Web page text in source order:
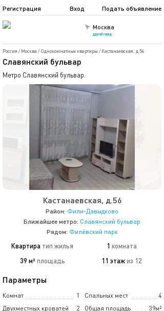
Москва
другой город
Подать объявление
Регистрация Вход
Россия / Москва / Однокомнатные квартиры / Кастанаевская, д.56
Славянский бульвар
Метро Славянский бульвар.
Кастанаевская, д.56
Район: Фили-Давыдково
Ближайшее метро: Славянский бульвар
Рядом: Филёвский парк
Квартира тип жилья 1 комната
39 м² площадь 11 этажиз 12
Параметры
Комнат 1 Спальных мест
4
Двухместных кроватей
2 Общая площадь
39м²